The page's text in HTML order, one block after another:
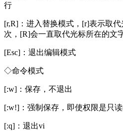
行
[r,R]：进入替换模式，[r]表示取
次，[R]会一直取代光标所在的文
[Esc]：退出编辑模式
◇命令模式
[:w]：保存，不退出
[:w!]：强制保存，即使权限是只
[:q]：退出vi